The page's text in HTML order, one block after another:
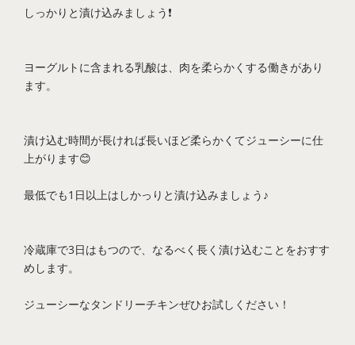
しっかりと漬け込みましょう❗️
ヨーグルトに含まれる乳酸は、肉を柔らかくする働きがあり
ます。
漬け込む時間が長ければ長いほど柔らかくてジューシーに仕
上がります😊
最低でも1日以上はしかっりと漬け込みましょう♪
冷蔵庫で3日はもつので、なるべく長く漬け込むことをおすす
めします。
ジューシーなタンドリーチキンぜひお試しください！